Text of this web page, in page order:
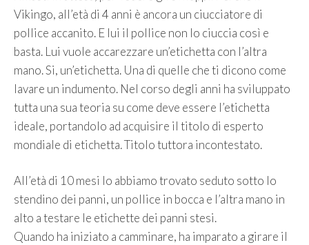
Vikingo, all’età di 4 anni è ancora un ciucciatore di
pollice accanito. E lui il pollice non lo ciuccia così e
basta. Lui vuole accarezzare un’etichetta con l’altra
mano. Si, un’etichetta. Una di quelle che ti dicono come
lavare un indumento. Nel corso degli anni ha sviluppato
tutta una sua teoria su come deve essere l’etichetta
ideale, portandolo ad acquisire il titolo di esperto
mondiale di etichetta. Titolo tuttora incontestato.
All’età di 10 mesi lo abbiamo trovato seduto sotto lo
stendino dei panni, un pollice in bocca e l’altra mano in
alto a testare le etichette dei panni stesi.
Quando ha iniziato a camminare, ha imparato a girare il